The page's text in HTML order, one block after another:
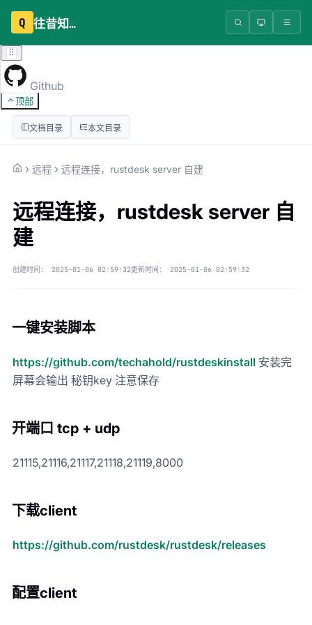
Q 往昔知识库
Github
顶部
文档目录 本文目录
远程 远程连接，rustdesk server 自建
远程连接，rustdesk server 自
建
创建时间： 2025-01-06 02:59:32更新时间： 2025-01-06 02:59:32
一键安装脚本
https://github.com/techahold/rustdeskinstall 安装完
屏幕会输出 秘钥key 注意保存
开端口 tcp + udp
21115,21116,21117,21118,21119,8000
下载client
https://github.com/rustdesk/rustdesk/releases
配置client